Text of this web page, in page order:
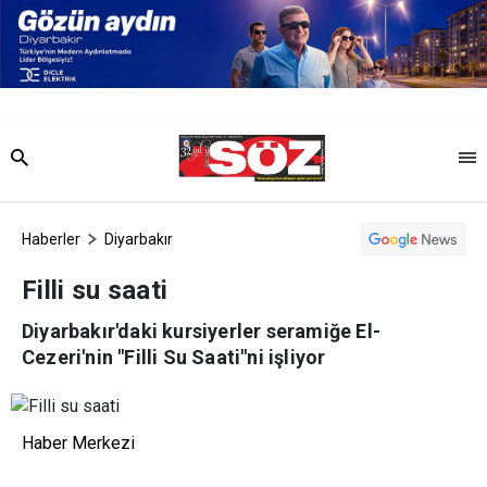
Haberler Diyarbakır
Filli su saati
Diyarbakır'daki kursiyerler seramiğe El-
Cezeri'nin "Filli Su Saati"ni işliyor
Haber Merkezi